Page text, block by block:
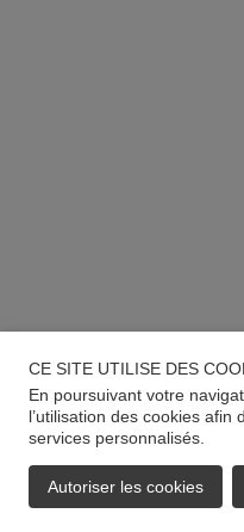
CE SITE UTILISE DES
En poursuivant votre
l’utilisation des cookies
services personnalisés.
Autoriser les cookies